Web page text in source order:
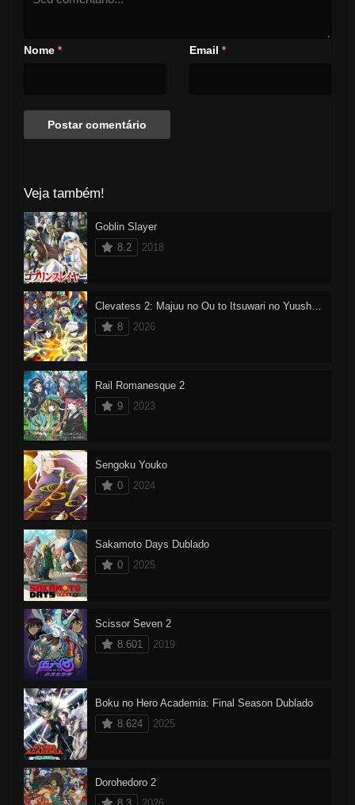
que a Misaki, de sua sala,
passado do colégio.
Nome * Email *
Veja também!
Goblin Slayer
8.2
2018
8
2026
Rail Romanesque 2
9
2023
Sengoku Youko
0
2024
Sakamoto Days Dublado
0
2025
Scissor Seven 2
8.601
2019
Boku no Hero Academia: Final Season Dublado
8.624
2025
Dorohedoro 2